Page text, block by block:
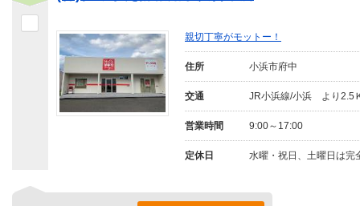
親切丁寧がモットー！
住所 小浜市府中
交通 JR小浜線/小浜 より2.5
営業時間 9:00～17:00
定休日 水曜・祝日、土曜日は完